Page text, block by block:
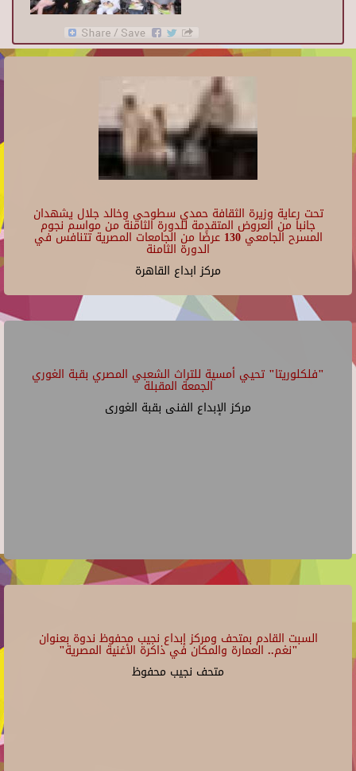
تحت رعاية وزيرة الثقافة حمدي سطوحي وخالد جلال يشهدان
جانبا من العروض المتقدمة للدورة الثامنة من مواسم نجوم
المسرح الجامعي 130 عرضًا من الجامعات المصرية تتنافس في
الدورة الثامنة
مركز ابداع القاهرة
"فلكلوريتا" تحيي أمسية للتراث الشعبي المصري بقبة الغوري
الجمعة المقبلة
مركز الإبداع الفنى بقبة الغورى
السبت القادم بمتحف ومركز إبداع نجيب محفوظ ندوة بعنوان
"نغم.. العمارة والمكان في ذاكرة الأغنية المصرية"
متحف نجيب محفوظ